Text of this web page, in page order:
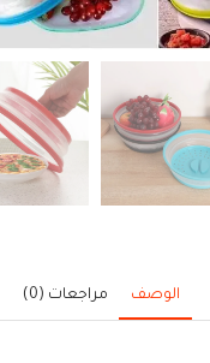
الوصف مراجعات (0)